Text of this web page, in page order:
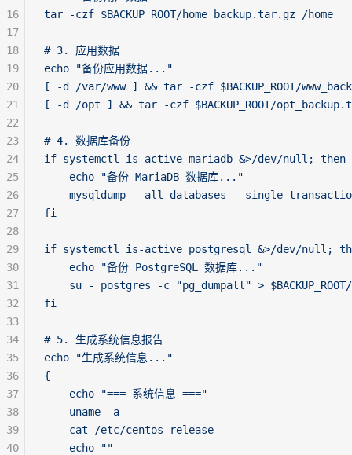
tar -czf $BACKUP_ROOT/home_backup.tar.gz /home
# 3. 应用数据
echo "备份应用数据..."
[ -d /var/www ] && tar -czf $BACKUP_ROOT/
[ -d /opt ] && tar -czf $BACKUP_ROOT/
# 4. 数据库备份
if systemctl is-active mariadb &>/dev/null; then
    echo "备份 MariaDB 数据库..."
mysqldump --all-databases --single-
fi
if systemctl is-active postgresql &>/dev/null;
    echo "备份 PostgreSQL 数据库..."
su - postgres -c "pg_dumpall" >
fi
# 5. 生成系统信息报告
echo "生成系统信息..."
{
    echo "=== 系统信息 ==="
    uname -a
    cat /etc/centos-release
    echo ""
16
17
18
19
20
21
22
23
24
25
26
27
28
29
30
31
32
33
34
35
36
37
38
39
40